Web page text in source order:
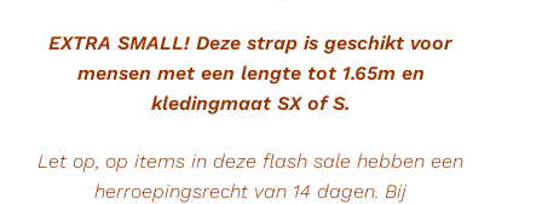
EXTRA SMALL! Deze strap is geschikt voor
mensen met een lengte tot 1.65m en
kledingmaat SX of S.
Let op, op items in deze flash sale hebben een
herroepingsrecht van 14 dagen. Bij